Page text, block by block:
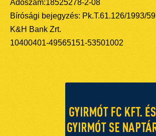
Adószám:18525278-2-08
Bírósági bejegyzés: Pk.T.61.126/1993/59
K&H Bank Zrt.
10400401-49565151-53501002